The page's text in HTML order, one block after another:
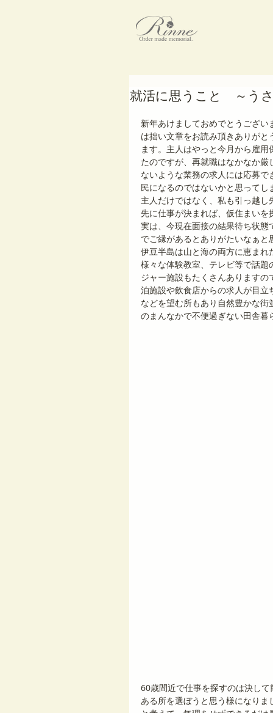
就活に思うこと ～う
新年あけましておめでとうござ
は拙い文章をお読み頂きありが
ます。主人はやっと今月から雇
たのですが、再就職はなかなか
ないような業務の求人には応募
民になるのではないかと思って
主人だけではなく、私も引っ越し
先に仕事が決まれば、仮住まいを
実は、今現在面接の結果待ち状
でご縁があるとありがたいなぁと
伊豆半島は山と海の両方に恵ま
様々な体験教室、テレビ等で話
ジャー施設もたくさんあります
泊施設や飲食店からの求人が目
などを望む所もあり自然豊かな
のまんなかで不便過ぎない田舎
60歳間近で仕事を探すのは決し
ある所を選ぼうと思う様になり